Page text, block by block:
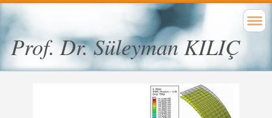
Prof. Dr. Süleyman KILIÇ